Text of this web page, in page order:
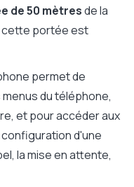
de 50 mètresde la
cette portée est
permet de
du téléphone,
et pour accéder aux
d'une
la mise en attente,